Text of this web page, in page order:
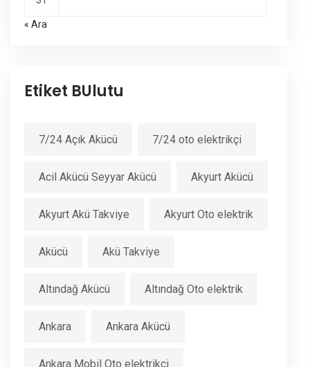
« Ara
Etiket BUlutu
7/24 Açık Akücü 7/24 oto elektrikçi
Acil Akücü Seyyar Akücü Akyurt Akücü
Akyurt Akü Takviye Akyurt Oto elektrik
Akücü Akü Takviye
Altındağ Akücü Altındağ Oto elektrik
Ankara Ankara Akücü
Ankara Mobil Oto elektrikçi